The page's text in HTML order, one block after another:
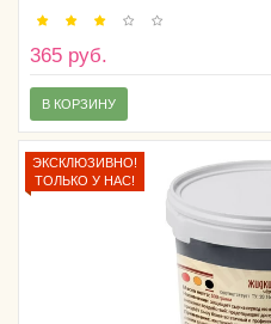
365 руб.
В КОРЗИНУ
ЭКСКЛЮЗИВНО!
ТОЛЬКО У НАС!